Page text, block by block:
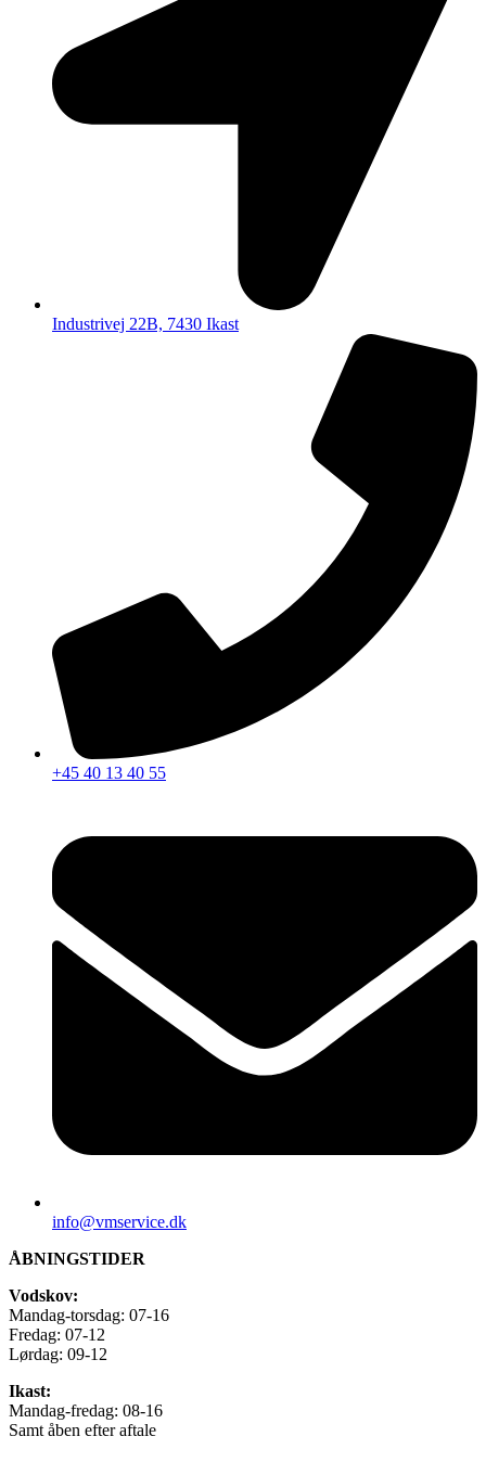
Industrivej 22B, 7430 Ikast
+45 40 13 40 55
info@vmservice.dk
ÅBNINGSTIDER
Vodskov:
Mandag-torsdag: 07-16
Fredag: 07-12
Lørdag: 09-12
Ikast:
Mandag-fredag: 08-16
Samt åben efter aftale